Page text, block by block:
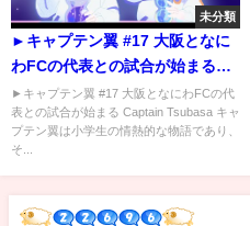
未分類
►キャプテン翼 #17 大阪となに
わFCの代表との試合が始まる
Captain Tsubasa
►キャプテン翼 #17 大阪となにわFCの代
表との試合が始まる Captain Tsubasa キャ
プテン翼は小学生の情熱的な物語であり、
そ...